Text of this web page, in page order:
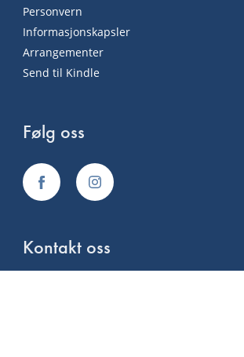
Personvern
Informasjonskapsler
Arrangementer
Send til Kindle
Følg oss
Kontakt oss